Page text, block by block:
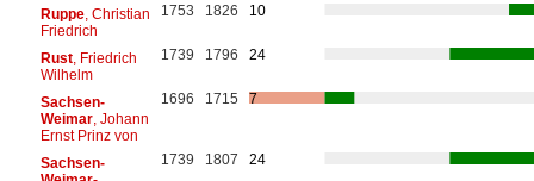
Ruppe, Christian
Friedrich
1753 1826 10
Rust, Friedrich
Wilhelm
1739 1796 24
Sachsen-
Weimar, Johann
Ernst Prinz von
1696 1715 7
Sachsen-
1739 1807 24